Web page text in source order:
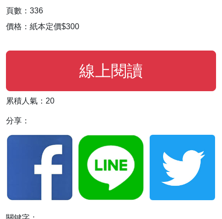
頁數：336
價格：紙本定價$300
線上閱讀
累積人氣：20
分享：